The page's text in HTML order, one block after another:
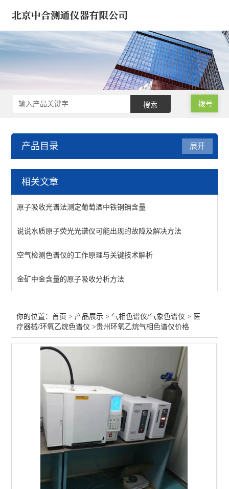
拨号
产品目录
气相色谱仪/气象色谱仪
白酒气相色谱仪
大气/室内空气气相色谱仪
热裂解/热解析/脱附仪
食品药品食用油气相色谱仪
农药/溶剂残留气相色谱仪
展开
相关文章
原子吸收光谱法测定葡萄酒中铁铜镉含量
说说水质原子荧光光谱仪可能出现的故障及解决方法
空气检测色谱仪的工作原理与关键技术解析
金矿中金含量的原子吸收分析方法
你的位置：首页 > 产品展示 >气相色谱仪/气象色谱仪 > 医
疗器械/环氧乙烷色谱仪 >贵州环氧乙烷气相色谱仪价格